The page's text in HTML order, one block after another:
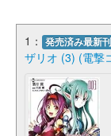
1： 発売済み最新刊
ザリオ (3) (電撃